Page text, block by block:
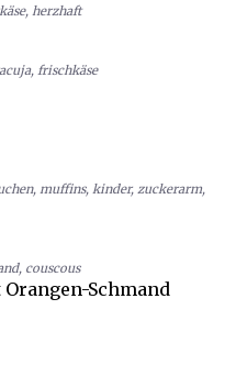
, herzhaft
, frischkäse
, muffins, kinder, zuckerarm,
, couscous
Schmand